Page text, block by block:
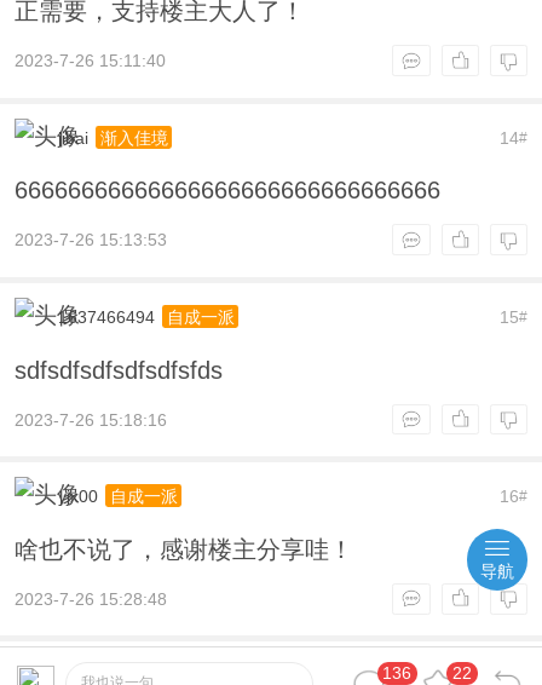
正需要，支持楼主大人了！
2023-7-26 15:11:40
14#
jibai 渐入佳境
66666666666666666666666666666666
2023-7-26 15:13:53
15#
1637466494 自成一派
sdfsdfsdfsdfsdfsfds
2023-7-26 15:18:16
16#
yjx00 自成一派
啥也不说了，感谢楼主分享哇！
2023-7-26 15:28:48
17
645866871 136 22
导航